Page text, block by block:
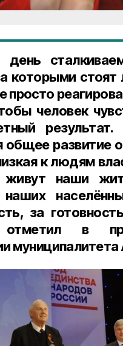
которыми
просто
человек
общее развитие
к людям
живут наши
за
отметил в